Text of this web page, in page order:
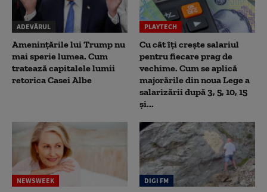
ADEVĂRUL
Amenințările lui Trump nu
mai sperie lumea. Cum
tratează capitalele lumii
retorica Casei Albe
PLAYTECH
Cu cât îți crește salariul
pentru fiecare prag de
vechime. Cum se aplică
majorările din noua Lege a
salarizării după 3, 5, 10, 15
și...
NEWSWEEK DIGI FM